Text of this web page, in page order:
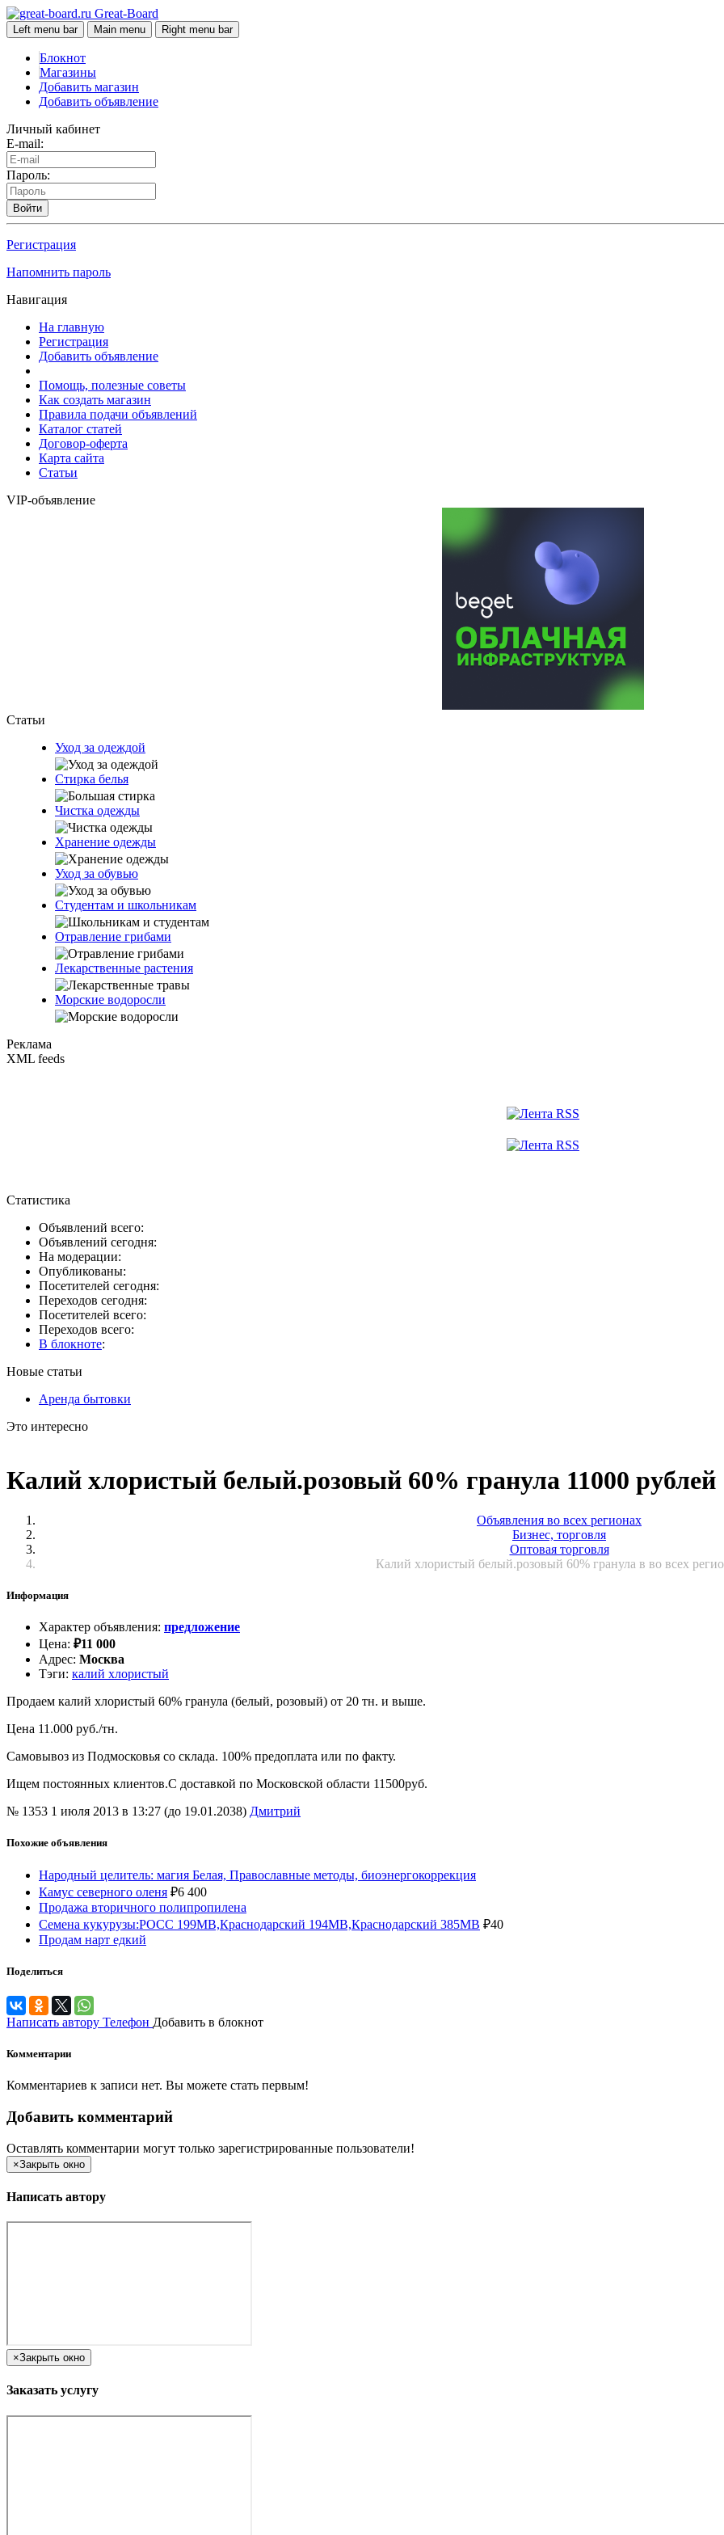
Great-Board
Left menu bar Main menu Right menu bar
Блокнот
Магазины
Добавить магазин
Добавить объявление
Личный кабинет
E-mail:
Пароль:
Войти
Регистрация
Напомнить пароль
Навигация
На главную
Регистрация
Добавить объявление
Помощь, полезные советы
Как создать магазин
Правила подачи объявлений
Каталог статей
Договор-оферта
Карта сайта
Статьи
VIP-объявление
Статьи
Уход за одеждой
Стирка белья
Чистка одежды
Хранение одежды
Уход за обувью
Студентам и школьникам
Отравление грибами
Лекарственные растения
Морские водоросли
Реклама
XML feeds
Статистика
Объявлений всего:
Объявлений сегодня:
На модерации:
Опубликованы:
Посетителей сегодня:
Переходов сегодня:
Посетителей всего:
Переходов всего:
В блокноте:
Новые статьи
Аренда бытовки
Это интересно
Калий хлористый белый.розовый 60% гранула 11000 рублей
Объявления во всех регионах
Бизнес, торговля
Оптовая торговля
Калий хлористый белый.розовый 60% гранула в во всех
Информация
Характер объявления: предложение
Цена: ₽11 000
Адрес: Москва
Тэги: калий хлористый
Продаем калий хлористый 60% гранула (белый, розовый) от 20 тн. и выше.
Цена 11.000 руб./тн.
Самовывоз из Подмосковья со склада. 100% предоплата или по факту.
Ищем постоянных клиентов.С доставкой по Московской области 11500руб.
№ 1353 1 июля 2013 в 13:27 (до 19.01.2038) Дмитрий
Похожие объявления
Народный целитель: магия Белая, Православные методы, биоэнергокоррекция
Камус северного оленя ₽6 400
Продажа вторичного полипропилена
Семена кукурузы:РОСС 199МВ,Краснодарский 194МВ,Краснодарский 385МВ ₽40
Продам нарт едкий
Поделиться
Написать автору Телефон Добавить в блокнот
Комментарии
Комментариев к записи нет. Вы можете стать первым!
Добавить комментарий
Оставлять комментарии могут только зарегистрированные пользователи!
×Закрыть окно
Написать автору
×Закрыть окно
Заказать услугу